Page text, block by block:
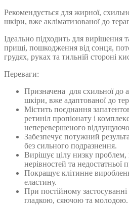
Рекомендується для жирної,
шкіри, вже акліматизованої до
Ідеально підходить для вирішення
прищі, пошкодження від сонця,
грудях, руках та тильній стороні
Переваги:
Призначена для схильної до
шкіри, вже адаптованої до
Містить поєднання
ретиніл пропіонату і
неперевершеного
Забезпечує потужний
без сильного подразнення.
Вирішує цілу низку проблем,
нерівностей та недостатньої
Покращує клітинне
еластину.
При постійному
гладкою, сяючою та молодою.